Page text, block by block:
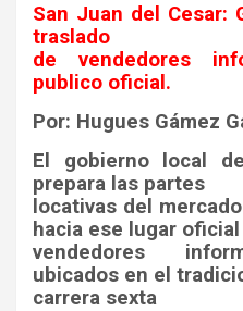
San Juan del Cesar:
traslado
de vendedores
publico oficial.
Por: Hugues Gámez
El gobierno local
prepara las partes
locativas del
hacia ese lugar
vendedores
ubicados en el
carrera sexta